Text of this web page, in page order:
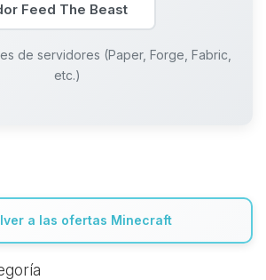
Feed The Beast
de servidores (Paper, Forge, Fabric,
etc.)
a las ofertas Minecraft